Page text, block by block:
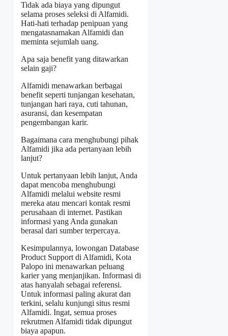
Tidak ada biaya yang dipungut
selama proses seleksi di Alfamidi.
Hati-hati terhadap penipuan yang
mengatasnamakan Alfamidi dan
meminta sejumlah uang.
Apa saja benefit yang ditawarkan
selain gaji?
Alfamidi menawarkan berbagai
benefit seperti tunjangan kesehatan,
tunjangan hari raya, cuti tahunan,
asuransi, dan kesempatan
pengembangan karir.
Bagaimana cara menghubungi pihak
Alfamidi jika ada pertanyaan lebih
lanjut?
Untuk pertanyaan lebih lanjut, Anda
dapat mencoba menghubungi
Alfamidi melalui website resmi
mereka atau mencari kontak resmi
perusahaan di internet. Pastikan
informasi yang Anda gunakan
berasal dari sumber terpercaya.
Kesimpulannya, lowongan Database
Product Support di Alfamidi, Kota
Palopo ini menawarkan peluang
karier yang menjanjikan. Informasi di
atas hanyalah sebagai referensi.
Untuk informasi paling akurat dan
terkini, selalu kunjungi situs resmi
Alfamidi. Ingat, semua proses
rekrutmen Alfamidi tidak dipungut
biaya apapun.